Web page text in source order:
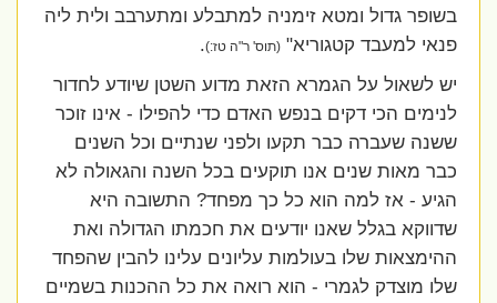
בשופר גדול ומטא זימניה למתבלע ומתערבב ולית ליה
פנאי למעבד קטגוריא"(תוס' ר"ה טז:).
יש לשאול על הגמרא הזאת מדוע השטן שיודע לחדור
לנימים הכי דקים בנפש האדם כדי להפילו - אינו זוכר
ששנה שעברה כבר תקעו ולפני שנתיים וכל השנים
כבר מאות שנים אנו תוקעים בכל השנה והגאולה לא
הגיע - אז למה הוא כל כך מפחד? התשובה היא
שדווקא בגלל שאנו יודעים את חכמתו הגדולה ואת
ההימצאות שלו בעולמות עליונים עלינו להבין שהפחד
שלו מוצדק לגמרי - הוא רואה את כל ההכנות בשמיים